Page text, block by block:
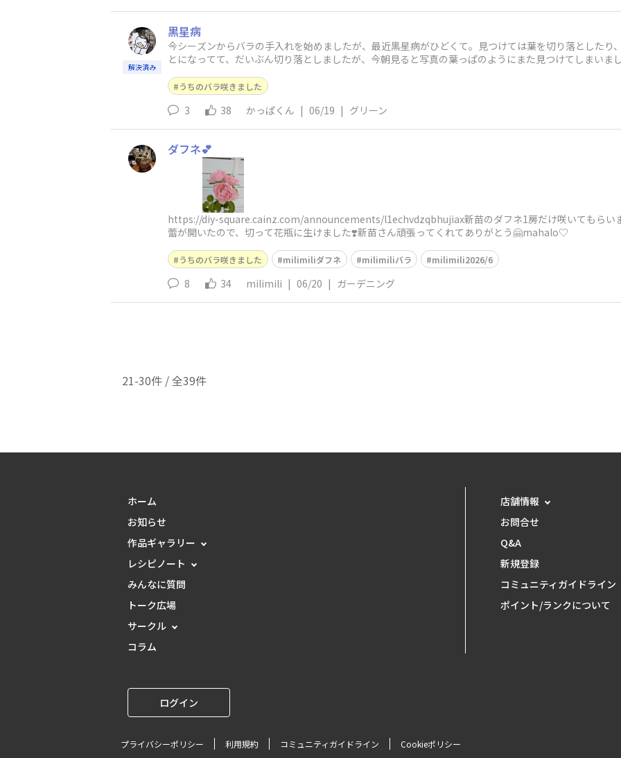
解決済み
黒星病
今シーズンからバラの手入れを始めましたが、最近黒星病がひどくて。見つけては葉を切り落とした
とになってて、だいぶん切り落としましたが、今朝見ると写真の葉っぱのようにまた見つけてしまいました。 みなさん、どのように退治
うちのバラ咲きました
3 38 かっぱくん | 06/19 | グリーン
ダフネ💕
https://diy-square.cainz.com/announcements/l1echvdzqbhujiax新苗のダフネ1房だけ咲いてもらい
蕾が開いたので、切って花瓶に生けました❣️新苗さん頑張ってくれてありがとう🤗mahalo♡
うちのバラ咲きました milimiliダフネ milimiliバラ milimili2026/6
8 34 milimili | 06/20 | ガーデニング
21-30件 / 全39件
ホーム
お知らせ
作品ギャラリー
レシピノート
みんなに質問
トーク広場
サークル
コラム
店舗情報
お問合せ
Q&A
新規登録
コミュニティガイドライン
ポイント/ランクについて
ログイン
プライバシーポリシー 利用規約 コミュニティガイドライン
Cookieポリシー